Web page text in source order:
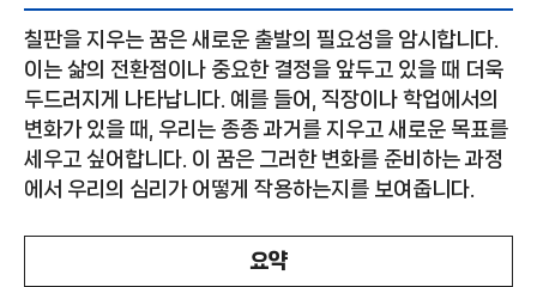
칠판을 지우는 꿈은 새로운 출발의 필요성을 암시합니다.
이는 삶의 전환점이나 중요한 결정을 앞두고 있을 때 더욱
두드러지게 나타납니다. 예를 들어, 직장이나 학업에서의
변화가 있을 때, 우리는 종종 과거를 지우고 새로운 목표를
세우고 싶어합니다. 이 꿈은 그러한 변화를 준비하는 과정
에서 우리의 심리가 어떻게 작용하는지를 보여줍니다.
요약